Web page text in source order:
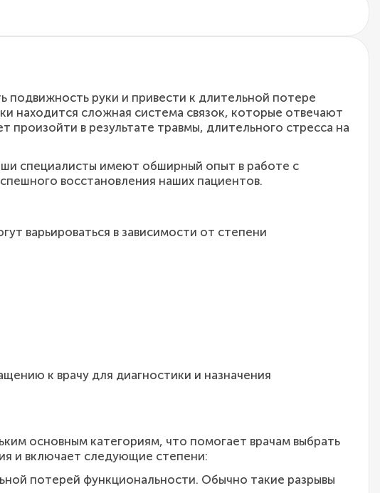
руки и привести к длительной потере
находится сложная система связок, которые отвечают
произойти в результате травмы, длительного стресса на
специалисты имеют обширный опыт в работе с
восстановления наших пациентов.
варьироваться в зависимости от степени
к врачу для диагностики и назначения
основным категориям, что помогает врачам выбрать
и включает следующие степени:
потерей функциональности. Обычно такие разрывы